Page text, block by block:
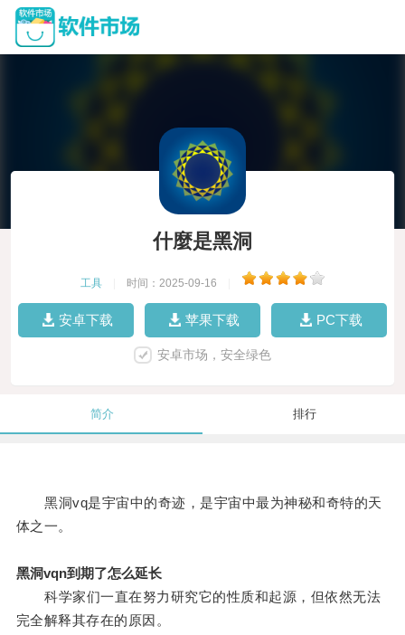
什麼是黑洞
工具 时间：2025-09-16
安卓下载 苹果下载 PC下载
安卓市场，安全绿色
简介 排行
黑洞vq是宇宙中的奇迹，是宇宙中最为神秘和奇特的天
体之一。
黑洞vqn到期了怎么延长
科学家们一直在努力研究它的性质和起源，但依然无法
完全解释其存在的原因。